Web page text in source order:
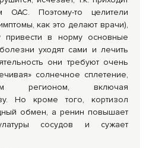
Поэтому-то целители
как это делают врачи),
привести в норму основные
уходят сами и лечить
они требуют очень
солнечное сплетение,
регионом, включая
Но кроме того, кортизол
обмен, а ренин повышает
сосудов и сужает